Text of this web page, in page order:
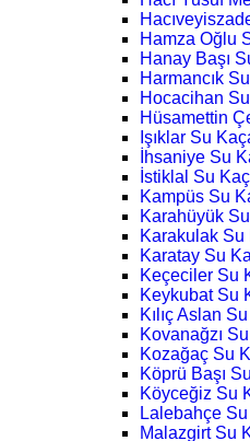
Hamza Oğlu
Hanay Başı
Harmancık
Hocacihan
Hüsamettin
Işıklar Su
İhsaniye Su
İstiklal Su
Kampüs Su
Karahüyük
Karakulak Su
Karatay Su
Keçeciler Su
Keykubat Su
Kılıç Aslan
Kovanağzı
Kozağaç Su
Köprü Başı
Köyceğiz Su
Lalebahçe
Malazgirt Su